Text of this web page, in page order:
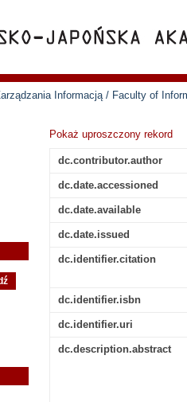
Informacją / Faculty of
Pokaż uproszczony rekord
dc.contributor.author
dc.date.accessioned
dc.date.available
dc.date.issued
dc.identifier.citation
dc.identifier.isbn
dc.identifier.uri
dc.description.abstract